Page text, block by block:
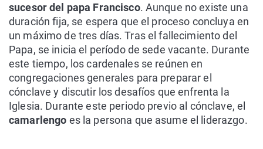
sucesor del papa Francisco. Aunque no existe una
duración fija, se espera que el proceso concluya en
un máximo de tres días. Tras el fallecimiento del
Papa, se inicia el período de sede vacante. Durante
este tiempo, los cardenales se reúnen en
congregaciones generales para preparar el
cónclave y discutir los desafíos que enfrenta la
Iglesia. Durante este periodo previo al cónclave, el
camarlengo es la persona que asume el liderazgo.